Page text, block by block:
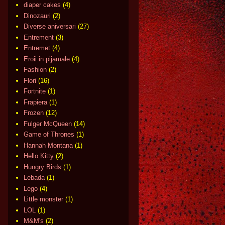
diaper cakes (4)
Dinozauri (2)
Diverse aniversari (27)
Entrement (3)
Entremet (4)
Eroii in pijamale (4)
Fashion (2)
Flori (16)
Fortnite (1)
Frapiera (1)
Frozen (12)
Fulger McQueen (14)
Game of Thrones (1)
Hannah Montana (1)
Hello Kitty (2)
Hungry Birds (1)
Lebada (1)
Lego (4)
Little monster (1)
LOL
(1)
M&M's (2)